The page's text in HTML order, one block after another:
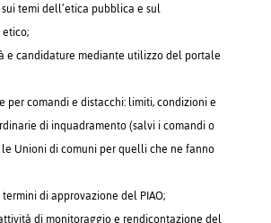
temi dell’etica pubblica e sul
e candidature mediante utilizzo del portale
per comandi e distacchi: limiti, condizioni e
di inquadramento (salvi i comandi o
Unioni di comuni per quelli che ne fanno
di approvazione del PIAO;